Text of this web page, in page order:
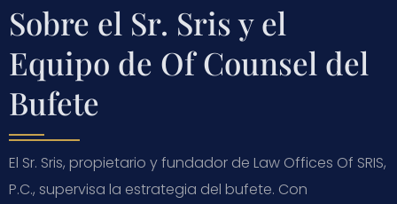
Sobre el Sr. Sris y el
Equipo de Of Counsel del
Bufete
El Sr. Sris, propietario y fundador de Law Offices Of SRIS,
P.C., supervisa la estrategia del bufete. Con